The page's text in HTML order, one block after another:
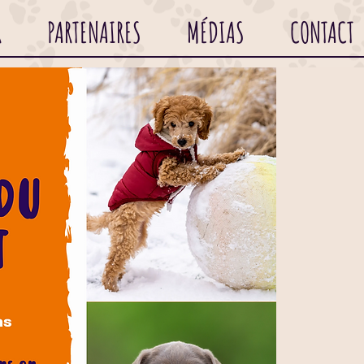
PARTENAIRES MÉDIAS CONTACT